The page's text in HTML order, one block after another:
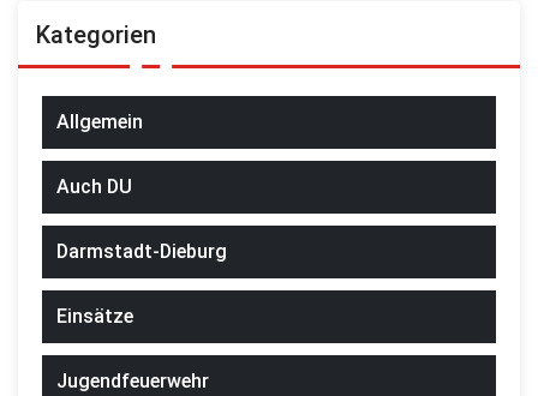
Kategorien
Allgemein
Auch DU
Darmstadt-Dieburg
Einsätze
Jugendfeuerwehr